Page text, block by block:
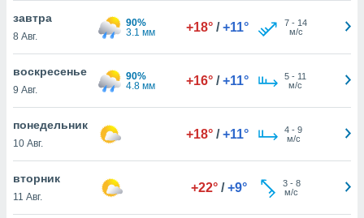
действия
на веб-
основе.
в нашей
cookie
завтра
8 Авг.
90%
3.1 мм
+18° / +11° 7 - 14
м/с
воскресенье
9 Авг.
90%
4.8 мм
+16° / +11° 5 - 11
м/с
понедельник
10 Авг.
+18° / +11° 4 -9
м/с
вторник
11 Авг.
+22° / +9° 3- 8
м/с